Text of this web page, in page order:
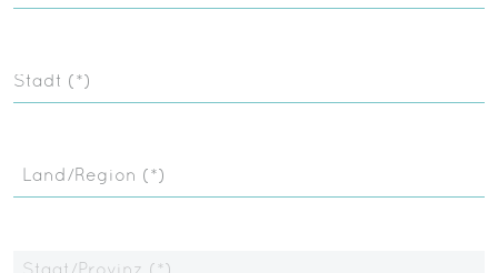
Stadt (*)
Land/Region (*)
Staat/Provinz (*)